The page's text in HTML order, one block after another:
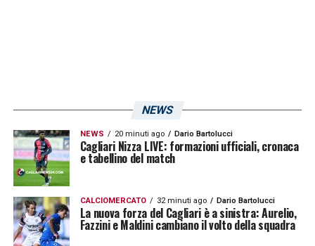
NEWS
NEWS 20 minuti ago Dario Bartolucci
Cagliari Nizza LIVE: formazioni ufficiali, cronaca
e tabellino del match
CALCIOMERCATO 32 minuti ago Dario Bartolucci
La nuova forza del Cagliari è a sinistra: Aurelio,
Fazzini e Maldini cambiano il volto della squadra